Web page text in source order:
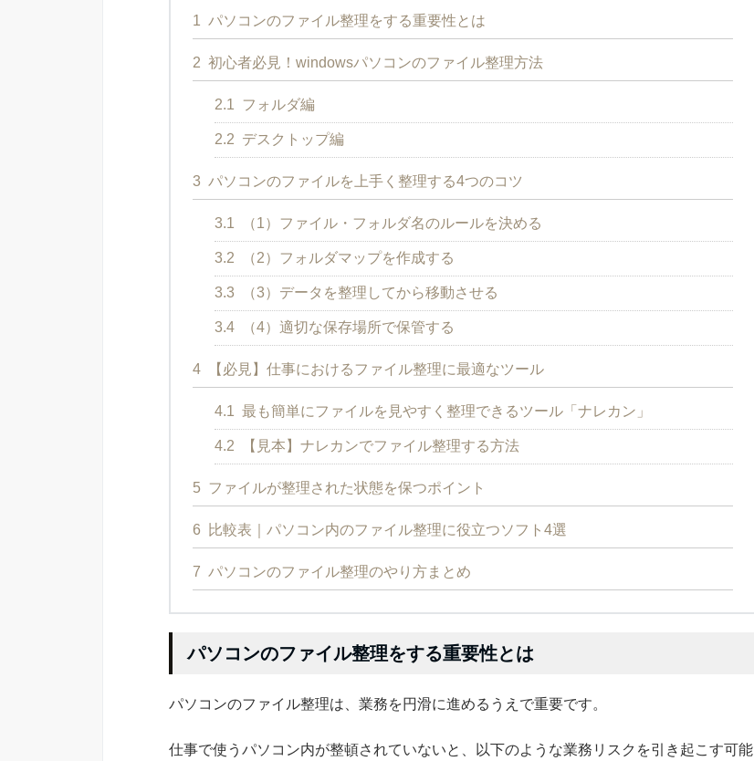
1 パソコンのファイル整理をする重要性とは
2 初心者必見！windowsパソコンのファイル整理方法
2.1 フォルダ編
2.2 デスクトップ編
3 パソコンのファイルを上手く整理する4つのコツ
3.1 （1）ファイル・フォルダ名のルールを決める
3.2 （2）フォルダマップを作成する
3.3 （3）データを整理してから移動させる
3.4 （4）適切な保存場所で保管する
4 【必見】仕事におけるファイル整理に最適なツール
4.1 最も簡単にファイルを見やすく整理できるツール「ナレカン」
4.2 【見本】ナレカンでファイル整理する方法
5 ファイルが整理された状態を保つポイント
6 比較表｜パソコン内のファイル整理に役立つソフト4選
7 パソコンのファイル整理のやり方まとめ
パソコンのファイル整理をする重要性とは
パソコンのファイル整理は、業務を円滑に進めるうえで重要です。
仕事で使うパソコン内が整頓されていないと、以下のような業務リスクを引き起こす可能